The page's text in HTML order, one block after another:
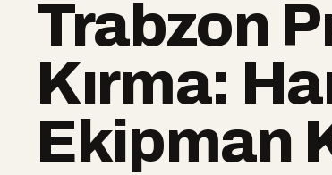
Trabzon
Kırma:
Ekipman